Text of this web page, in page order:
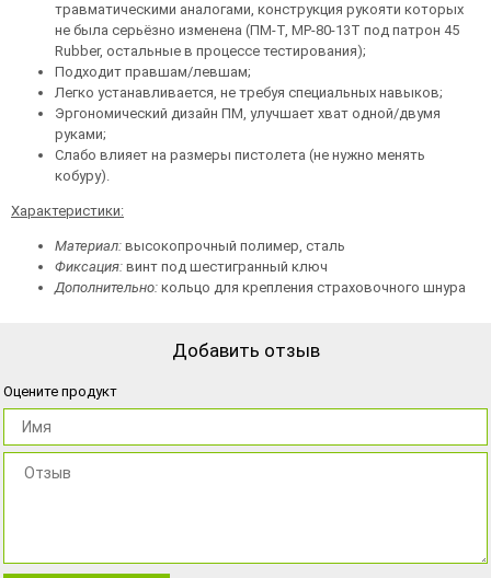
травматическими аналогами, конструкция рукояти которых
не была серьёзно изменена (ПМ-Т, MP-80-13T под патрон 45
Rubber, остальные в процессе тестирования);
Подходит правшам/левшам;
Легко устанавливается, не требуя специальных навыков;
Эргономический дизайн ПМ, улучшает хват одной/двумя
руками;
Слабо влияет на размеры пистолета (не нужно менять
кобуру).
Характеристики:
Материал: высокопрочный полимер, сталь
Фиксация: винт под шестигранный ключ
Дополнительно: кольцо для крепления страховочного шнура
Добавить отзыв
Оцените продукт